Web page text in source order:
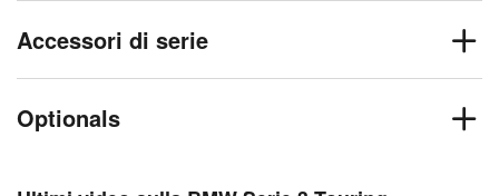
Accessori di serie
Optionals